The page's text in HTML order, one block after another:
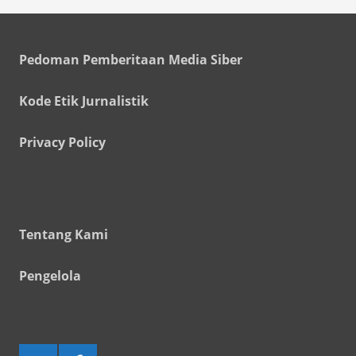
Pedoman Pemberitaan Media Siber
Kode Etik Jurnalistik
Privacy Policy
Tentang Kami
Pengelola